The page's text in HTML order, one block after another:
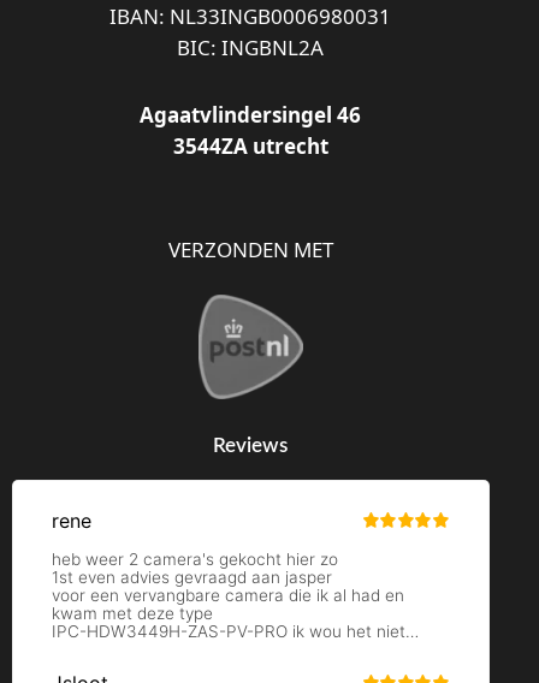
IBAN: NL33INGB0006980031
BIC: INGBNL2A
Agaatvlindersingel 46
3544ZA utrecht
VERZONDEN MET
Reviews